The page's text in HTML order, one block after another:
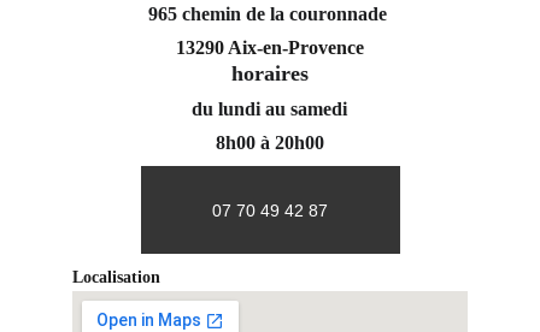
965 chemin de la couronnade
13290 Aix-en-Provence
07 70 49 42 87
Localisation
horaires
du lundi au samedi
8h00 à 20h00